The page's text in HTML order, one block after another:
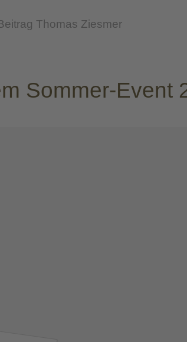
Thomas Ziesmer
Sommer-Event